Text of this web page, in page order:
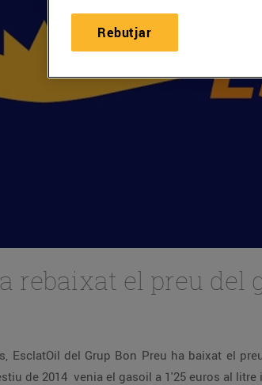
rebaixat el preu del
EsclatOil del Grup Bon Preu ha baixat el
de 2014 venia el gasoil a 1'25 euros al litre
Rebutjar